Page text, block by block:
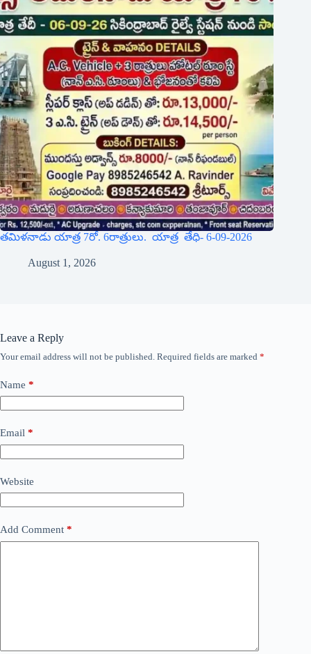
తమిళనాడు యాత్ర 7రో. 6రాత్రులు. యాత్ర తేధి- 6-09-2026
August 1, 2026
Leave a Reply
Your email address will not be published. Required fields are marked *
Name *
Email *
Website
Add Comment *